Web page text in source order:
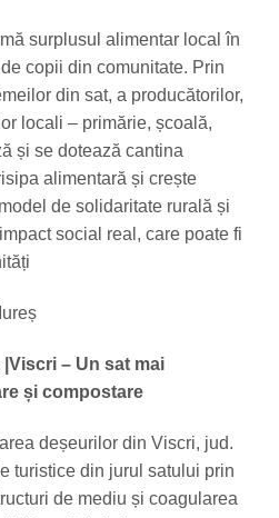
surplusul alimentar local în
copii din comunitate. Prin
din sat, a producătorilor,
locali – primărie, școală,
și se dotează cantina
alimentară și crește
de solidaritate rurală și
social real, care poate fi
Viscri – Un sat mai
și compostare
deșeurilor din Viscri, jud.
turistice din jurul satului prin
de mediu și coagularea